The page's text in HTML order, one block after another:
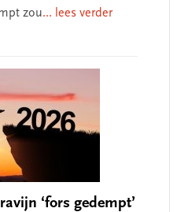
zou... lees verder
‘fors gedempt’